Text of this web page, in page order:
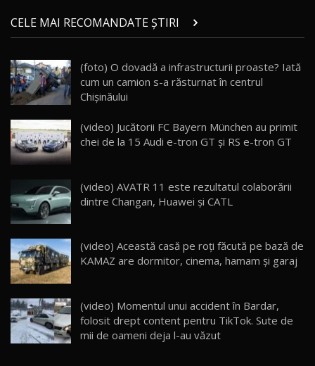
21
AutoBlog.MD
16:59
22
Noua Mazda 6e / Test Drive AutoBlog.MD
26:59
23
Lynk & Co 01 / Test Drive AutoBlog.MD
25:19
24
Van Electric Testat în Moldova / AutoBlog.MD
26:38
25
mai Exclusiv și Puternic Defender Testat în
Moldova
32:21
26
AutoBlog.MD
10:57
Test Drive: Noile modele FENDT! Cum e să
CELE MAI RECOMANDATE ȘTIRI
(foto) O dovadă a infrastructurii proaste? Iată
cum un camion s-a răsturnat în centrul
Chişinăului
(video) Jucătorii FC Bayern München au primit
chei de la 15 Audi e-tron GT şi RS e-tron GT
(video) AVATR 11 este rezultatul colaborării
dintre Changan, Huawei și CATL
(video) Această casă pe roţi făcută pe bază de
KAMAZ are dormitor, cinema, hamam şi garaj
(video) Momentul unui accident în Bardar,
folosit drept content pentru TikTok. Sute de
mii de oameni deja l-au văzut